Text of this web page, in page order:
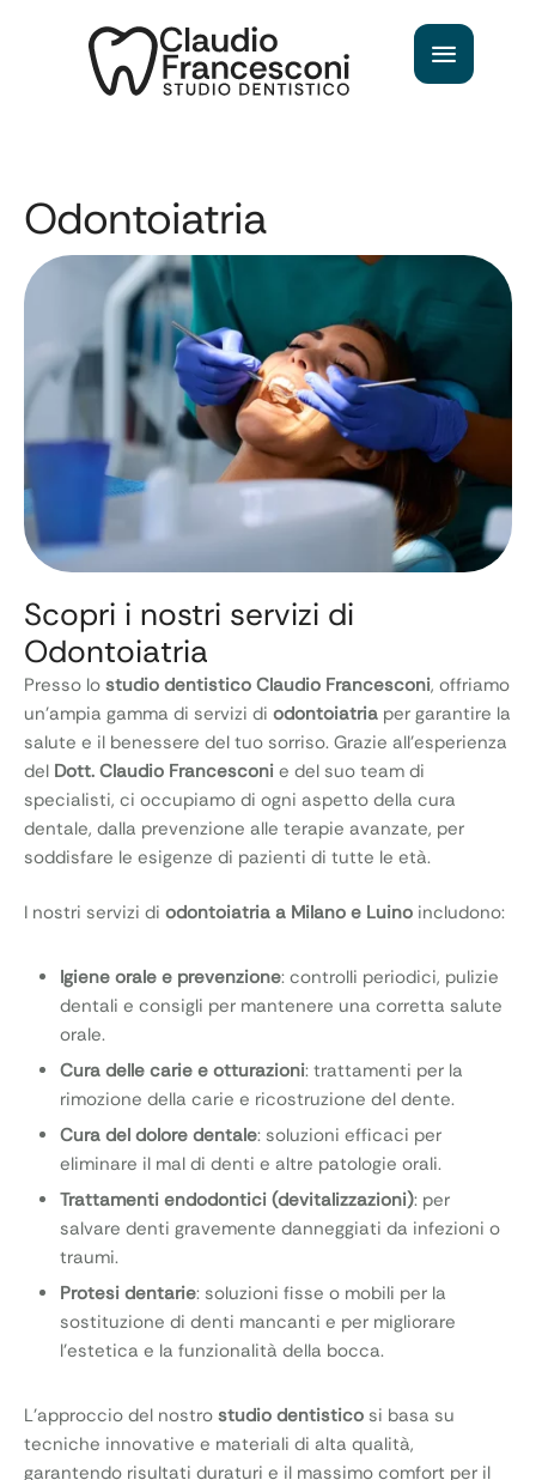
Odontoiatria
Scopri i nostri servizi di
Odontoiatria
Presso lo studio dentistico Claudio Francesconi, offriamo
un’ampia gamma di servizi di odontoiatria per garantire la
salute e il benessere del tuo sorriso. Grazie all’esperienza
del Dott. Claudio Francesconi e del suo team di
specialisti, ci occupiamo di ogni aspetto della cura
dentale, dalla prevenzione alle terapie avanzate, per
soddisfare le esigenze di pazienti di tutte le età.
I nostri servizi di odontoiatria a Milano e Luino includono:
Igiene orale e prevenzione: controlli periodici, pulizie
dentali e consigli per mantenere una corretta salute
orale.
Cura delle carie e otturazioni: trattamenti per la
rimozione della carie e ricostruzione del dente.
Cura del dolore dentale: soluzioni efficaci per
eliminare il mal di denti e altre patologie orali.
Trattamenti endodontici (devitalizzazioni): per
salvare denti gravemente danneggiati da infezioni o
traumi.
Protesi dentarie: soluzioni fisse o mobili per la
sostituzione di denti mancanti e per migliorare
l’estetica e la funzionalità della bocca.
L’approccio del nostro studio dentistico si basa su
tecniche innovative e materiali di alta qualità,
garantendo risultati duraturi e il massimo comfort per il